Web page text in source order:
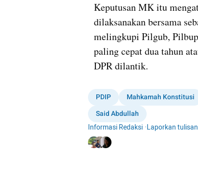
Keputusan MK itu
dilaksanakan bersama
melingkupi Pilgub,
paling cepat dua tahun
DPR dilantik.
PDIP Mahkamah Konstitusi
Said Abdullah
Informasi Redaksi ·Laporkan tulisan